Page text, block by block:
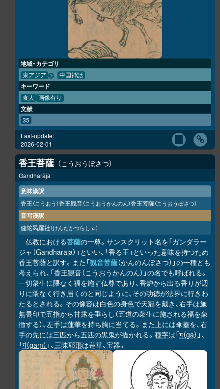
地域・カテゴリ
東アジア 中国神話
キーワード
食人 画像有り
文献
35
Last-update:
2026-02-01
香王菩薩 こうおうぼさつ
Gandharāja
意味漢訳
香王（こうおう）香王観音（こうおうかんのん）香王菩薩（こうおうぼさつ）
音写漢訳
健陀曷羅社（けんだかつらしゃ）
仏教における菩薩の一尊。サンスクリット名を「ガンダラー
ジャ（Gandharāja）」といい、「香る王」といった意味を持つため
香王菩薩と訳す。また「観音菩薩（かんのんぼさつ）」の一種とも
考えられ、「香王観音（こうおうかんのん）」の名でも呼ばれる。
一切衆生に隈なく福を施す仏尊であり、香炉から出る香りが辺
りに隈なく行き届くのと同じように、その功徳が法界に行きわ
たるとされる。その像容は白色の身色で天冠を戴き、右手は施
無畏印で五指から甘露を垂らし（五道の衆生に施される福を象
徴する）、左手は蓮華を持ち胸に当てる。また上には傘蓋を、右
手の先には三匹から五匹の黒鬼が描かれる。 種字は「ग（ga） 」、
「गं（gaṃ） 」、三昧耶形は蓮華、宝器。